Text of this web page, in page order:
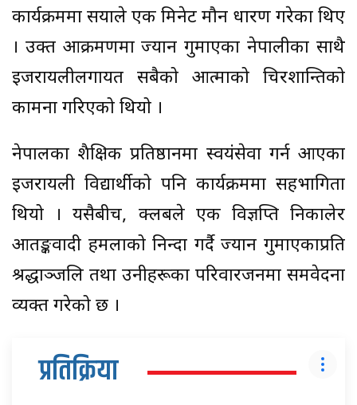
कार्यक्रममा सयौँले एक मिनेट मौन धारण गरेका थिए
। उक्त आक्रमणमा ज्यान गुमाएका नेपालीका साथै
इजरायलीलगायत सबैको आत्माको चिरशान्तिको
कामना गरिएको थियो ।
नेपालका शैक्षिक प्रतिष्ठानमा स्वयंसेवा गर्न आएका
इजरायली विद्यार्थीको पनि कार्यक्रममा सहभागिता
थियो । यसैबीच, क्लबले एक विज्ञप्ति निकालेर
आतङ्कवादी हमलाको निन्दा गर्दै ज्यान गुमाएकाप्रति
श्रद्धाञ्जलि तथा उनीहरूका परिवारजनमा समवेदना
व्यक्त गरेको छ ।
प्रतिक्रिया